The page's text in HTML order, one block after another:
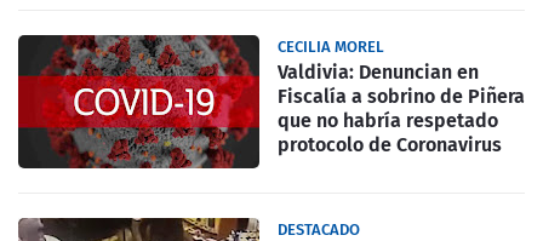
CECILIA MOREL
Valdivia: Denuncian en
Fiscalía a sobrino de Piñera
que no habría respetado
protocolo de Coronavirus
DESTACADO